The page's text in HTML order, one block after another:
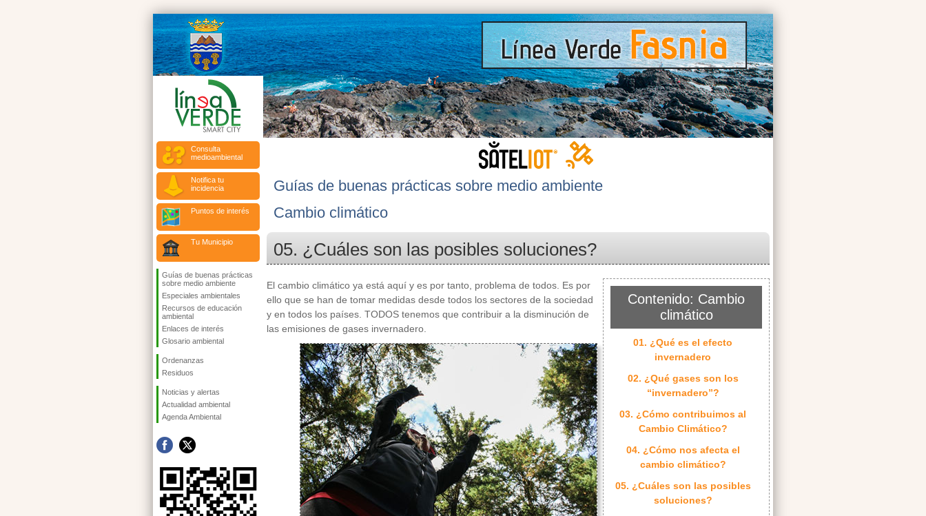
Consulta
medioambiental
Notifica tu
incidencia
Puntos de interés
Tu Municipio
Guías de buenas prácticas
sobre medio ambiente
Especiales ambientales
Recursos de educación
ambiental
Enlaces de interés
Glosario ambiental
Ordenanzas
Residuos
Noticias y alertas
Actualidad ambiental
Agenda Ambiental
Guías de buenas prácticas sobre medio ambiente
Cambio climático
05. ¿Cuáles son las posibles soluciones?
Contenido: Cambio
climático
01. ¿Qué es el efecto
invernadero
02. ¿Qué gases son los
“invernadero”?
03. ¿Cómo contribuimos al
Cambio Climático?
04. ¿Cómo nos afecta el
cambio climático?
05. ¿Cuáles son las posibles
soluciones?
El cambio climático ya está aquí y es por tanto, problema de todos. Es por
ello que se han de tomar medidas desde todos los sectores de la sociedad
y en todos los países. TODOS tenemos que contribuir a la disminución de
las emisiones de gases invernadero.